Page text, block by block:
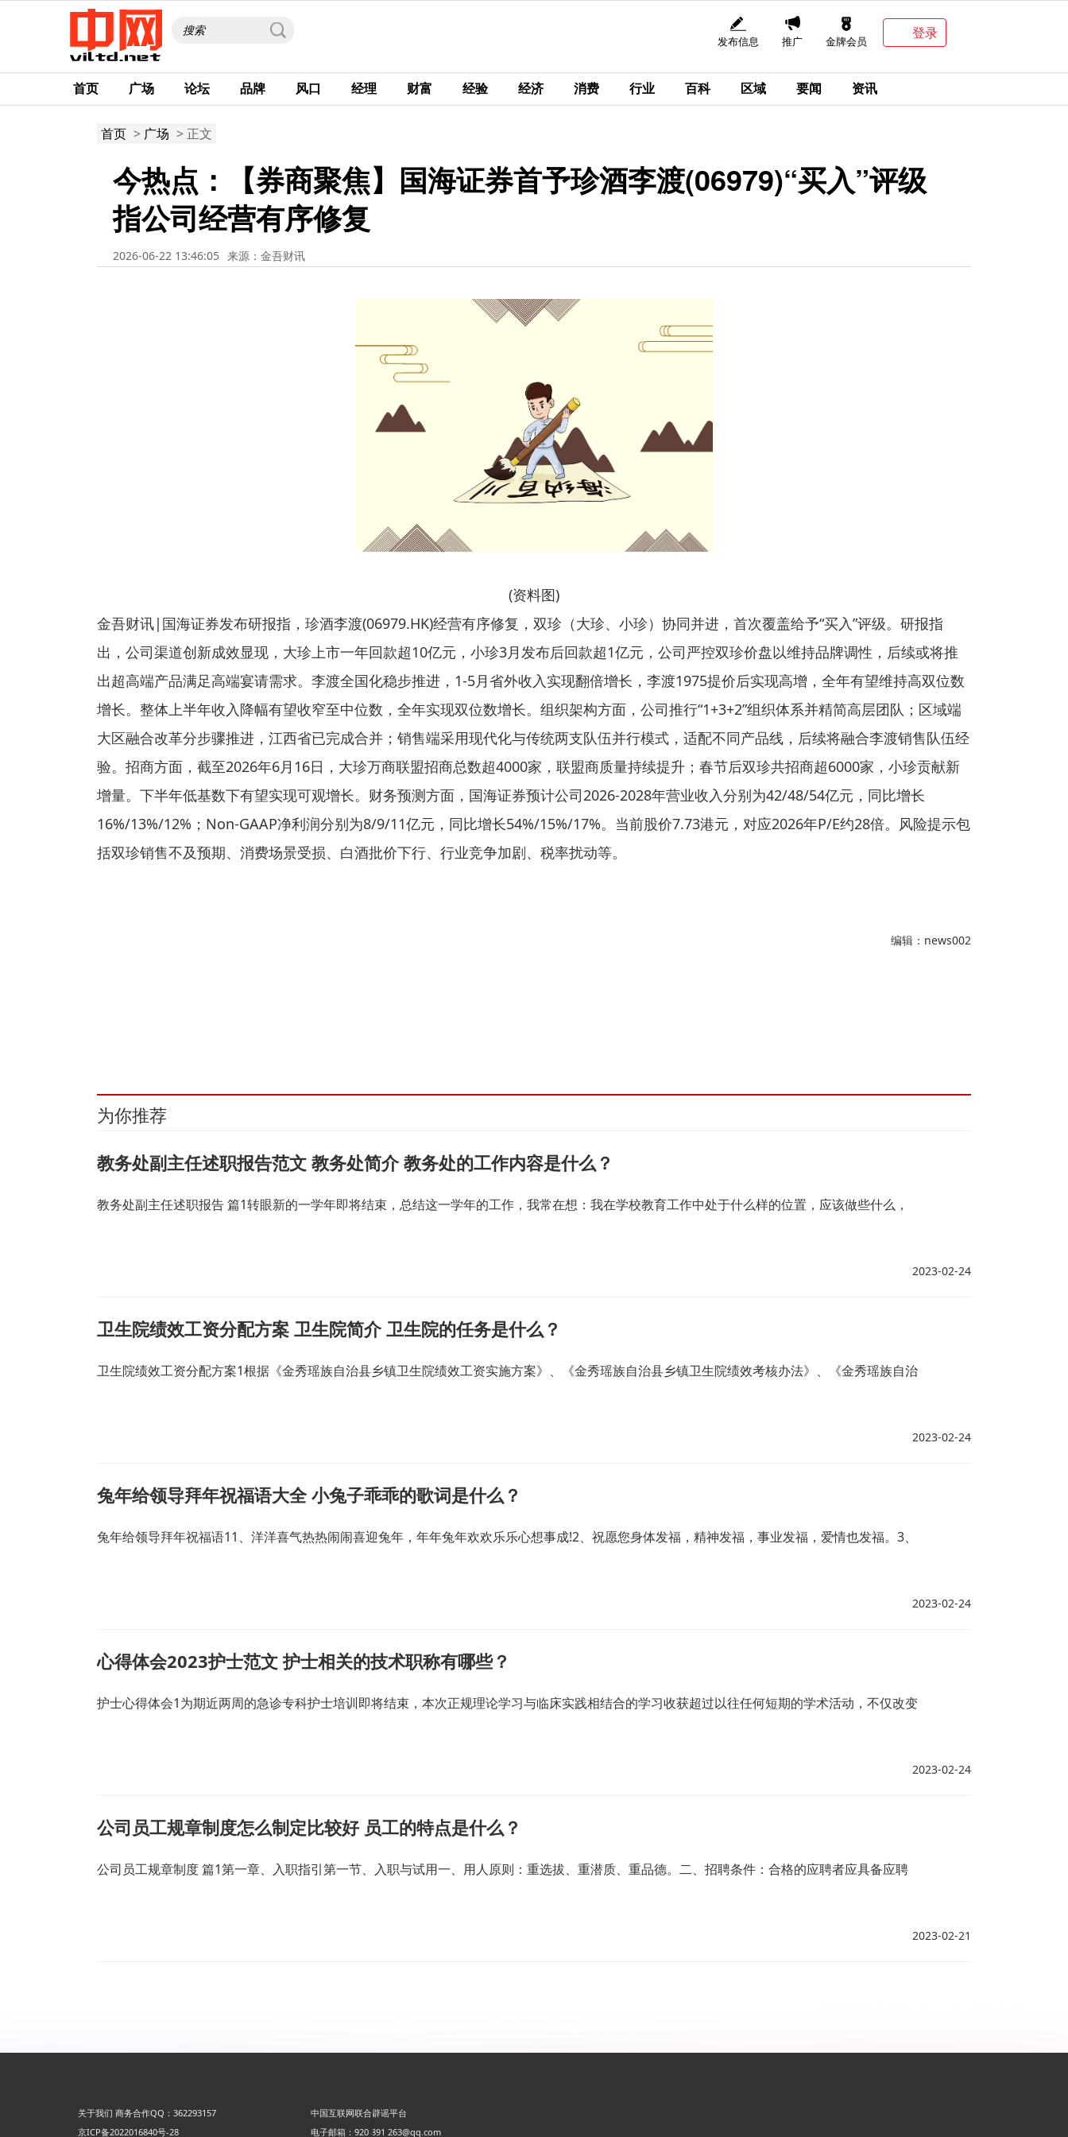
发布信息 推广 金牌会员
登录
首页 广场 论坛 品牌 风口 经理 财富 经验 经济 消费 行业 百科 区域 要闻 资讯
首页 > 广场 > 正文
今热点：【券商聚焦】国海证券首予珍酒李渡(06979)“买入”评级
指公司经营有序修复
2026-06-22 13:46:05 来源：金吾财讯
(资料图)
金吾财讯|国海证券发布研报指，珍酒李渡(06979.HK)经营有序修复，双珍（大珍、小珍）协同并进，首次覆盖给予“买入”评级。研报指
出，公司渠道创新成效显现，大珍上市一年回款超10亿元，小珍3月发布后回款超1亿元，公司严控双珍价盘以维持品牌调性，后续或将推
出超高端产品满足高端宴请需求。李渡全国化稳步推进，1-5月省外收入实现翻倍增长，李渡1975提价后实现高增，全年有望维持高双位数
增长。整体上半年收入降幅有望收窄至中位数，全年实现双位数增长。组织架构方面，公司推行“1+3+2”组织体系并精简高层团队；区域端
大区融合改革分步骤推进，江西省已完成合并；销售端采用现代化与传统两支队伍并行模式，适配不同产品线，后续将融合李渡销售队伍经
验。招商方面，截至2026年6月16日，大珍万商联盟招商总数超4000家，联盟商质量持续提升；春节后双珍共招商超6000家，小珍贡献新
增量。下半年低基数下有望实现可观增长。财务预测方面，国海证券预计公司2026-2028年营业收入分别为42/48/54亿元，同比增长
16%/13%/12%；Non-GAAP净利润分别为8/9/11亿元，同比增长54%/15%/17%。当前股价7.73港元，对应2026年P/E约28倍。风险提示包
括双珍销售不及预期、消费场景受损、白酒批价下行、行业竞争加剧、税率扰动等。
编辑：news002
为你推荐
教务处副主任述职报告范文 教务处简介 教务处的工作内容是什么？
教务处副主任述职报告 篇1转眼新的一学年即将结束，总结这一学年的工作，我常在想：我在学校教育工作中处于什么样的位置，应该做些什么，
2023-02-24
卫生院绩效工资分配方案 卫生院简介 卫生院的任务是什么？
卫生院绩效工资分配方案1根据《金秀瑶族自治县乡镇卫生院绩效工资实施方案》、《金秀瑶族自治县乡镇卫生院绩效考核办法》、《金秀瑶族自治
2023-02-24
兔年给领导拜年祝福语大全 小兔子乖乖的歌词是什么？
兔年给领导拜年祝福语11、洋洋喜气热热闹闹喜迎兔年，年年兔年欢欢乐乐心想事成!2、祝愿您身体发福，精神发福，事业发福，爱情也发福。3、
2023-02-24
心得体会2023护士范文 护士相关的技术职称有哪些？
护士心得体会1为期近两周的急诊专科护士培训即将结束，本次正规理论学习与临床实践相结合的学习收获超过以往任何短期的学术活动，不仅改变
2023-02-24
公司员工规章制度怎么制定比较好 员工的特点是什么？
公司员工规章制度 篇1第一章、入职指引第一节、入职与试用一、用人原则：重选拔、重潜质、重品德。二、招聘条件：合格的应聘者应具备应聘
2023-02-21
关于我们 商务合作QQ：362293157
中国互联网联合辟谣平台
京ICP备2022016840号-28
电子邮箱：920 891 263@qq.com